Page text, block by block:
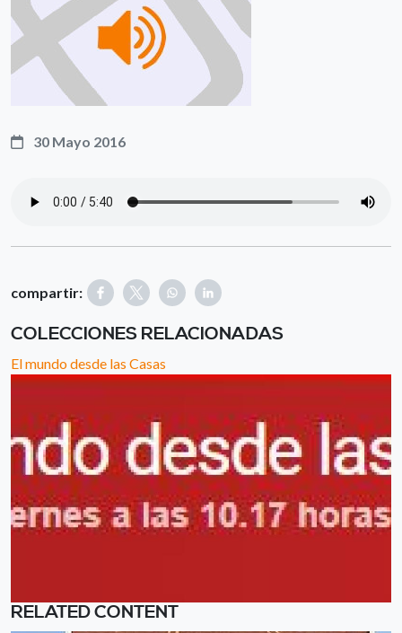
30 Mayo 2016
compartir:
COLECCIONES RELACIONADAS
El mundo desde las Casas
RELATED CONTENT